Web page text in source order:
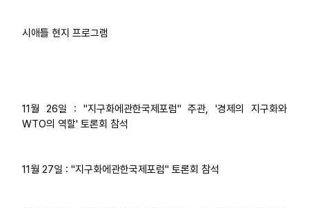
시애틀 현지 프로그램
11월 26일 : "지구화에관한국제포럼" 주관, '경제의 지구화와
WTO의 역할' 토론회 참석
11월 27일 : "지구화에관한국제포럼" 토론회 참석